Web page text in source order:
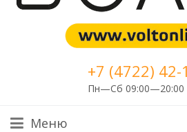
+7 (4722) 42-
Пн—Сб 09:00—20:00
Меню